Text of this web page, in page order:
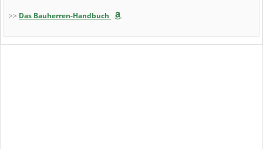
>> Das Bauherren-Handbuch